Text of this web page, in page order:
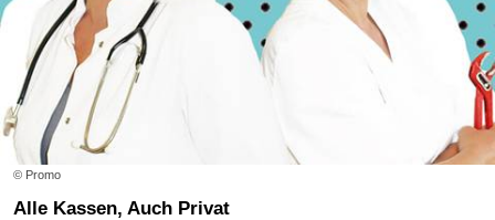
© Promo
Alle Kassen, Auch Privat